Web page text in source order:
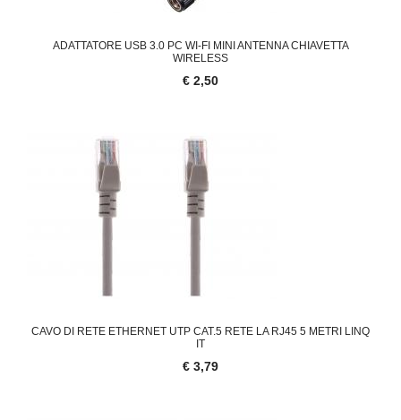
ADATTATORE USB 3.0 PC WI-FI MINI ANTENNA CHIAVETTA
WIRELESS
€ 2,50
CAVO DI RETE ETHERNET UTP CAT.5 RETE LA RJ45 5 METRI LINQ
IT
€ 3,79